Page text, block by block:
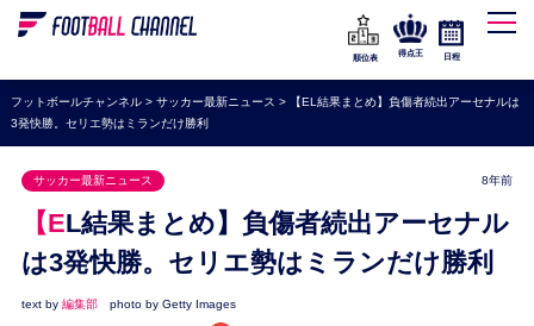
WEリーグ
海外サッカー
プレミアリーグ
ラ・リーガ
セリエA
ブンデスリーガ
UEFA
順位表
得点王 日程
フットボールチャンネル> サッカー最新ニュース >
【EL結果まとめ】負傷者続出アーセナルは
3発快勝。セリエ勢はミランだけ勝利
サッカー最新ニュース 8年前
【EL結果まとめ】負傷者続出アーセナル
は3発快勝。セリエ勢はミランだけ勝利
text by 編集部 photo by Getty Images